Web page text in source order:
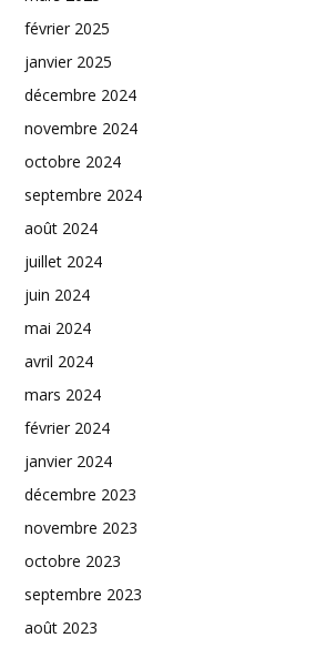
février 2025
janvier 2025
décembre 2024
novembre 2024
octobre 2024
septembre 2024
août 2024
juillet 2024
juin 2024
mai 2024
avril 2024
mars 2024
février 2024
janvier 2024
décembre 2023
novembre 2023
octobre 2023
septembre 2023
août 2023